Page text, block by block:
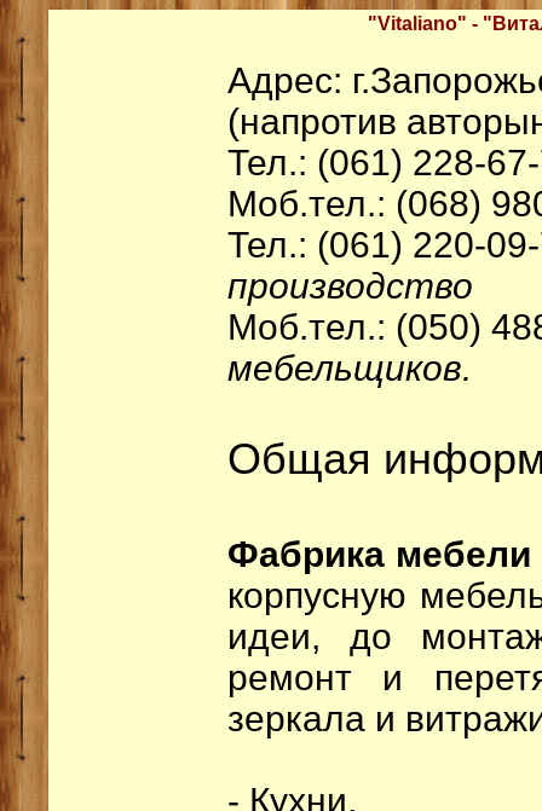
"Vitaliano" -
Адрес:
(напротив
Тел.: (061) 228-
Моб.тел.: (068)
Тел.: (061) 220-
производство
Моб.тел.: (050)
мебельщиков.
Общая
Фабрика
корпусную
идеи, до
ремонт и
зеркала и
- Кухни,